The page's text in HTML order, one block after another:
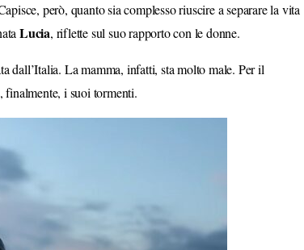
però, quanto sia complesso riuscire a separare la vita
Lucia, riflette sul suo rapporto con le donne.
dall’Italia. La mamma, infatti, sta molto male. Per il
finalmente, i suoi tormenti.